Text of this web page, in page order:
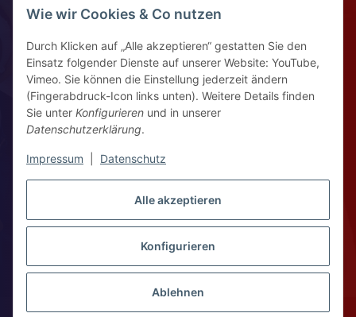
Alle akzeptieren
Konfigurieren
Ablehnen
Wie wir Cookies & Co nutzen
Durch Klicken auf „Alle akzeptieren“ gestatten Sie den
Einsatz folgender Dienste auf unserer Website: YouTube,
Vimeo. Sie können die Einstellung jederzeit ändern
(Fingerabdruck-Icon links unten). Weitere Details finden
Sie unter Konfigurieren und in unserer
Datenschutzerklärung.
Impressum Datenschutz
Widerrufsrecht
Kontaktinformationen
Ziegelhüttenstr 30, 64832 Babenhausen
+49 6073 7250531
Vertrag widerrufen
* Alle Preise zzgl. gesetzlicher USt., zzgl.Versand
WhatsApp – Click to Chat